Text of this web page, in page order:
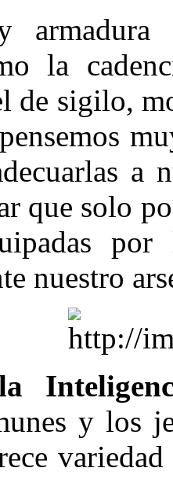
armadura
la
de sigilo,
a
que solo
nuestro
y los